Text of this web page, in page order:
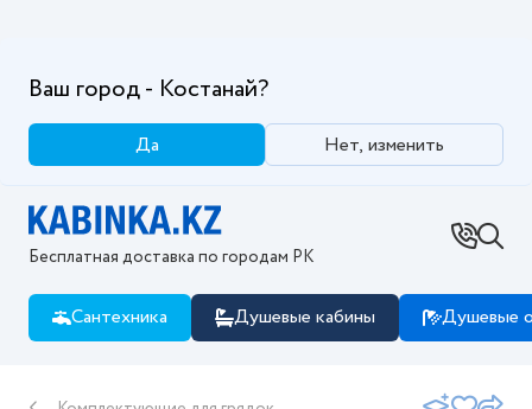
Ваш город - Костанай?
Да Нет, изменить
Бесплатная доставка по городам РК
Сантехника Душевые кабины Душевые